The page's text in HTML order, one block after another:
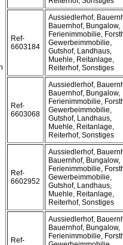
Ref-
6603184
Aussiedlerhof,
Bauernhof, Bungalow,
Ferienimmobilie,
Gewerbeimmobilie,
Gutshof, Landhaus,
Muehle, Reitanlage,
Reiterhof, Sonstiges
Ref-
6603068
Aussiedlerhof,
Bauernhof, Bungalow,
Ferienimmobilie,
Gewerbeimmobilie,
Gutshof, Landhaus,
Muehle, Reitanlage,
Reiterhof, Sonstiges
Ref-
6602952
Aussiedlerhof,
Bauernhof, Bungalow,
Ferienimmobilie,
Gewerbeimmobilie,
Gutshof, Landhaus,
Muehle, Reitanlage,
Reiterhof, Sonstiges
Ref-
Aussiedlerhof,
Bauernhof, Bungalow,
Ferienimmobilie,